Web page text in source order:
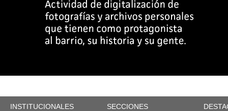
INSTITUCIONALES SECCIONES